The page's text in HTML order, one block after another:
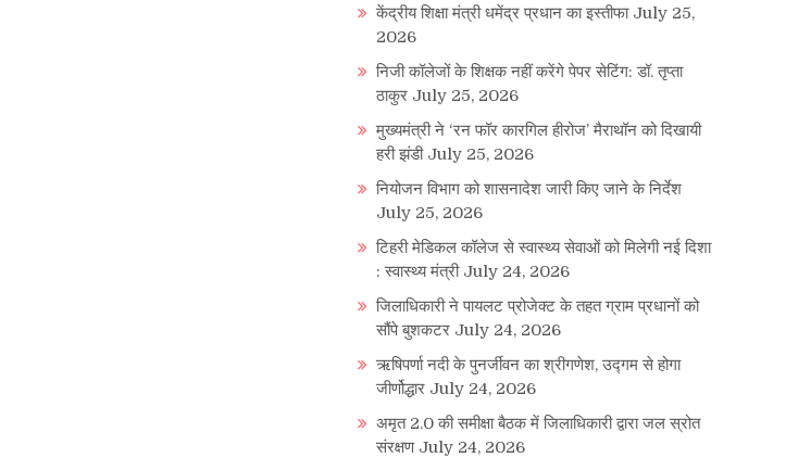
केंद्रीय शिक्षा मंत्री धमेंद्र प्रधान का इस्तीफा July 25,
2026
निजी कॉलेजों के शिक्षक नहीं करेंगे पेपर सेटिंग: डॉ. तृप्ता
ठाकुर July 25, 2026
मुख्यमंत्री ने ‘रन फॉर कारगिल हीरोज’ मैराथॉन को दिखायी
हरी झंडी July 25, 2026
नियोजन विभाग को शासनादेश जारी किए जाने के निर्देश
July 25, 2026
टिहरी मेडिकल कॉलेज से स्वास्थ्य सेवाओं को मिलेगी नई दिशा
: स्वास्थ्य मंत्री July 24, 2026
जिलाधिकारी ने पायलट प्रोजेक्ट के तहत ग्राम प्रधानों को
सौंपे बुशकटर July 24, 2026
ऋषिपर्णा नदी के पुनर्जीवन का श्रीगणेश, उद्गम से होगा
जीर्णोद्धार July 24, 2026
अमृत 2.0 की समीक्षा बैठक में जिलाधिकारी द्वारा जल स्रोत
संरक्षण July 24, 2026